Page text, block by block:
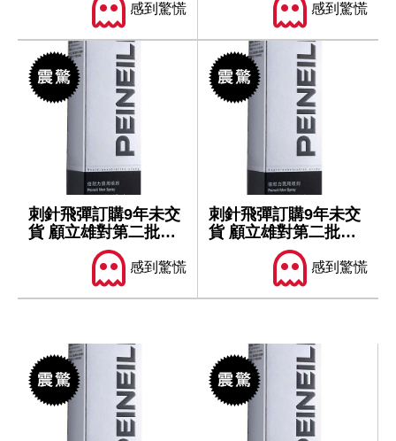
感到驚慌 感到驚慌
刺針飛彈訂購9年未交
貨 顧立雄對第二批軍
感到驚慌
刺針飛彈訂購9年未交
貨 顧立雄對第二批軍
感到驚慌